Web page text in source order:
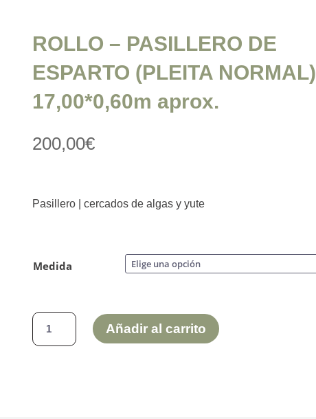
ROLLO – PASILLERO DE
ESPARTO (PLEITA NORMAL)
17,00*0,60m aprox.
200,00€
Pasillero | cercados de algas y yute
Medida
ROLLO
-
Añadir al carrito